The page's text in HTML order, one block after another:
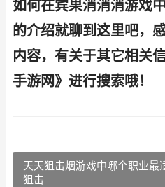
如何在宾果消消消游戏
的介绍就聊到这里吧，
内容，有关于其它相关
手游网》进行搜索哦！
天天狙击烟游戏中哪个职业
狙击